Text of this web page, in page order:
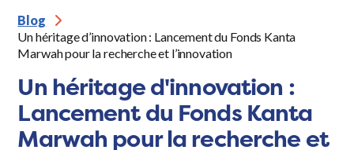
Blog
Un héritage d’innovation : Lancement du Fonds Kanta
Marwah pour la recherche et l’innovation
Un héritage d'innovation :
Lancement du Fonds Kanta
Marwah pour la recherche et